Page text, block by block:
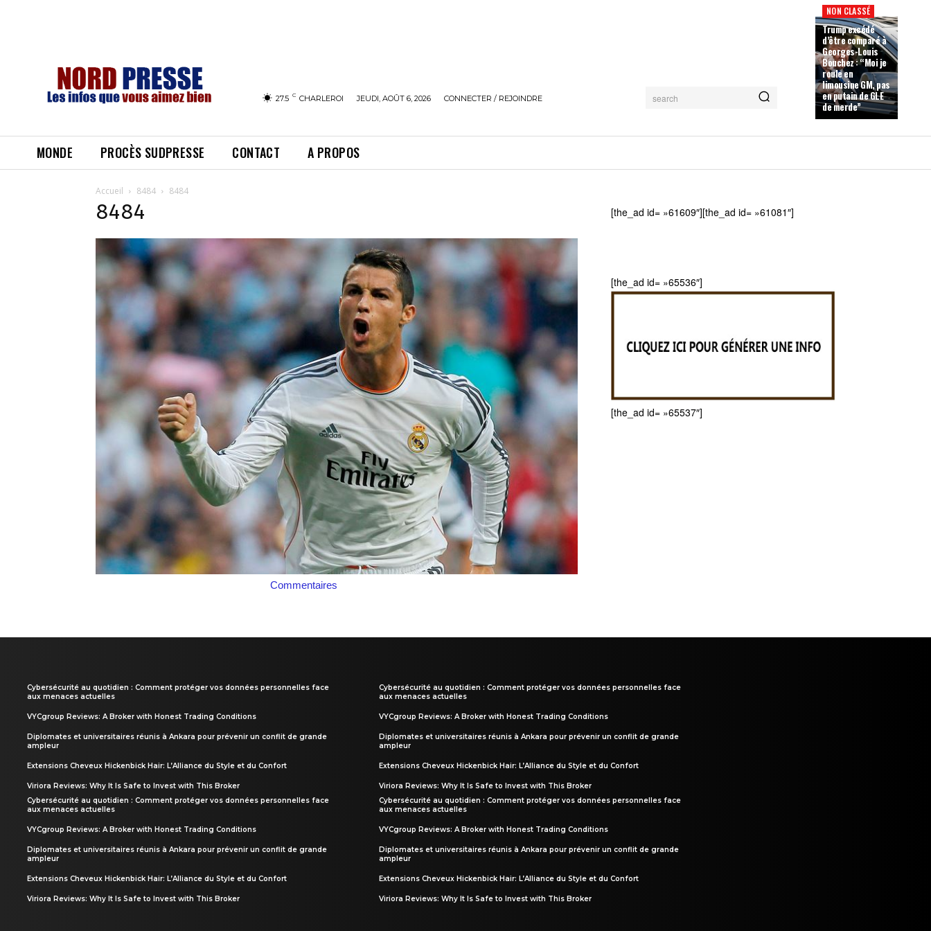
27.5 C CHARLEROI JEUDI, AOÛT 6, 2026 CONNECTER / REJOINDRE search
NON CLASSÉ
Trump excédé
d’être comparé à
Georges-Louis
Bouchez : “Moi je
roule en
limousine GM, pas
en putain de GLE
de merde”
MONDE PROCÈS SUDPRESSE CONTACT A PROPOS
Accueil 8484 8484
8484
Commentaires
[the_ad id= »61609″][the_ad id= »61081″]
[the_ad id= »65536″]
[the_ad id= »65537″]
Cybersécurité au quotidien : Comment protéger vos données personnelles face
aux menaces actuelles
VYCgroup Reviews: A Broker with Honest Trading Conditions
Diplomates et universitaires réunis à Ankara pour prévenir un conflit de grande
ampleur
Extensions Cheveux Hickenbick Hair: L’Alliance du Style et du Confort
Viriora Reviews: Why It Is Safe to Invest with This Broker
Cybersécurité au quotidien : Comment protéger vos données personnelles face
aux menaces actuelles
VYCgroup Reviews: A Broker with Honest Trading Conditions
Diplomates et universitaires réunis à Ankara pour prévenir un conflit de grande
ampleur
Extensions Cheveux Hickenbick Hair: L’Alliance du Style et du Confort
Viriora Reviews: Why It Is Safe to Invest with This Broker
Cybersécurité au quotidien : Comment protéger vos données personnelles face
aux menaces actuelles
VYCgroup Reviews: A Broker with Honest Trading Conditions
Diplomates et universitaires réunis à Ankara pour prévenir un conflit de grande
ampleur
Extensions Cheveux Hickenbick Hair: L’Alliance du Style et du Confort
Viriora Reviews: Why It Is Safe to Invest with This Broker
Cybersécurité au quotidien : Comment protéger vos données personnelles face
aux menaces actuelles
VYCgroup Reviews: A Broker with Honest Trading Conditions
Diplomates et universitaires réunis à Ankara pour prévenir un conflit de grande
ampleur
Extensions Cheveux Hickenbick Hair: L’Alliance du Style et du Confort
Viriora Reviews: Why It Is Safe to Invest with This Broker